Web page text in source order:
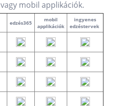
mobil applikációk.
edzés365
mobil
applikációk
ingyenes
edzéstervek